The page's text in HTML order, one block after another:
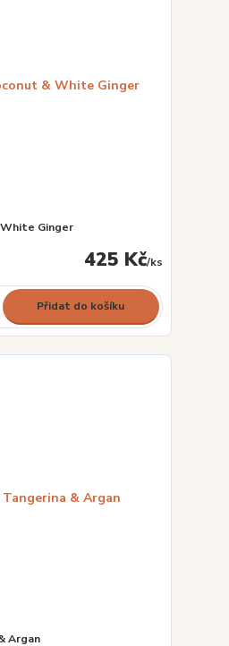
Ginger
425 Kč/ks
Přidat do košíku
Argan